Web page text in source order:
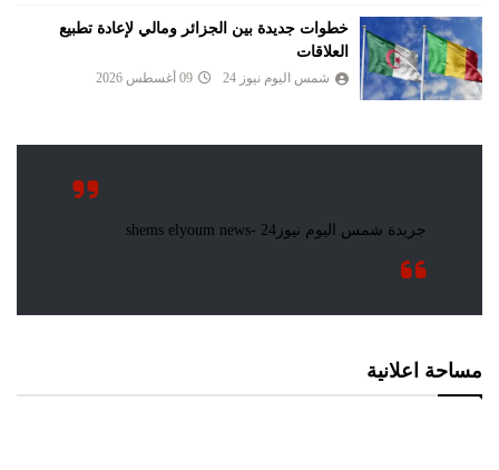
خطوات جديدة بين الجزائر ومالي لإعادة تطبيع
العلاقات
شمس اليوم نيوز 24 09 أغسطس 2026
مساحة اعلانية